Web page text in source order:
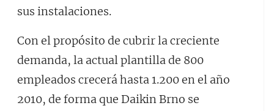
sus instalaciones.
Con el propósito de cubrir la creciente
demanda, la actual plantilla de 800
empleados crecerá hasta 1.200 en el año
2010, de forma que Daikin Brno se